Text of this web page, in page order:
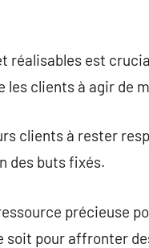
est
clients à agir de
clients à rester
des buts fixés.
précieuse
soit pour affronter